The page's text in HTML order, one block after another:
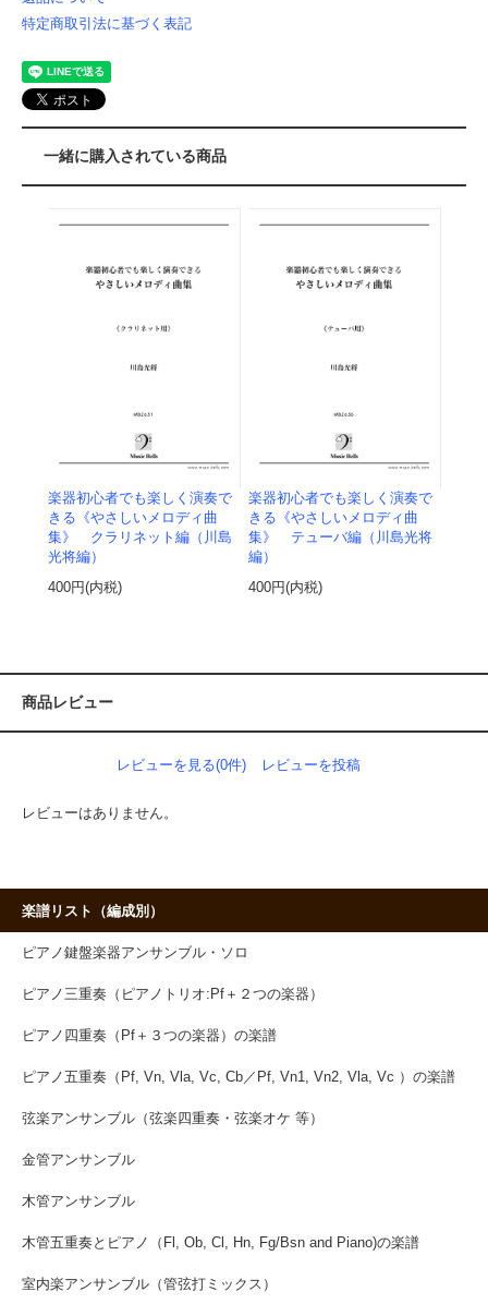
特定商取引法に基づく表記
一緒に購入されている商品
楽器初心者でも楽しく演奏で
きる《やさしいメロディ曲
集》 クラリネット編（川島
光将編）
400円(内税)
楽器初心者でも楽しく演奏で
きる《やさしいメロディ曲
集》 テューバ編（川島光将
編）
400円(内税)
商品レビュー
レビューを見る(0件) レビューを投稿
レビューはありません。
楽譜リスト（編成別）
ピアノ鍵盤楽器アンサンブル・ソロ
ピアノ三重奏（ピアノトリオ:Pf＋２つの楽器）
ピアノ四重奏（Pf＋３つの楽器）の楽譜
ピアノ五重奏（Pf, Vn, Vla, Vc, Cb／Pf, Vn1, Vn2, Vla, Vc ）の楽譜
弦楽アンサンブル（弦楽四重奏・弦楽オケ 等）
金管アンサンブル
木管アンサンブル
木管五重奏とピアノ（Fl, Ob, Cl, Hn, Fg/Bsn and Piano)の楽譜
室内楽アンサンブル（管弦打ミックス）